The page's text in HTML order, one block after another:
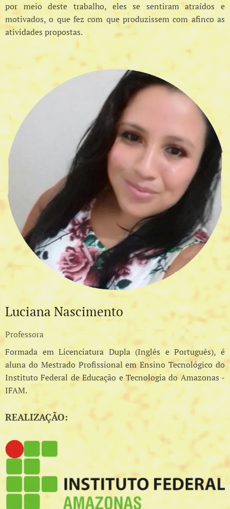
por meio deste trabalho, eles se sentiram atraídos e
motivados, o que fez com que produzissem com afinco as
atividades propostas.
Luciana Nascimento
Professora
Formada em Licenciatura Dupla (Inglês e Português), é
aluna do Mestrado Profissional em Ensino Tecnológico do
Instituto Federal de Educação e Tecnologia do Amazonas -
IFAM.
REALIZAÇÃO: